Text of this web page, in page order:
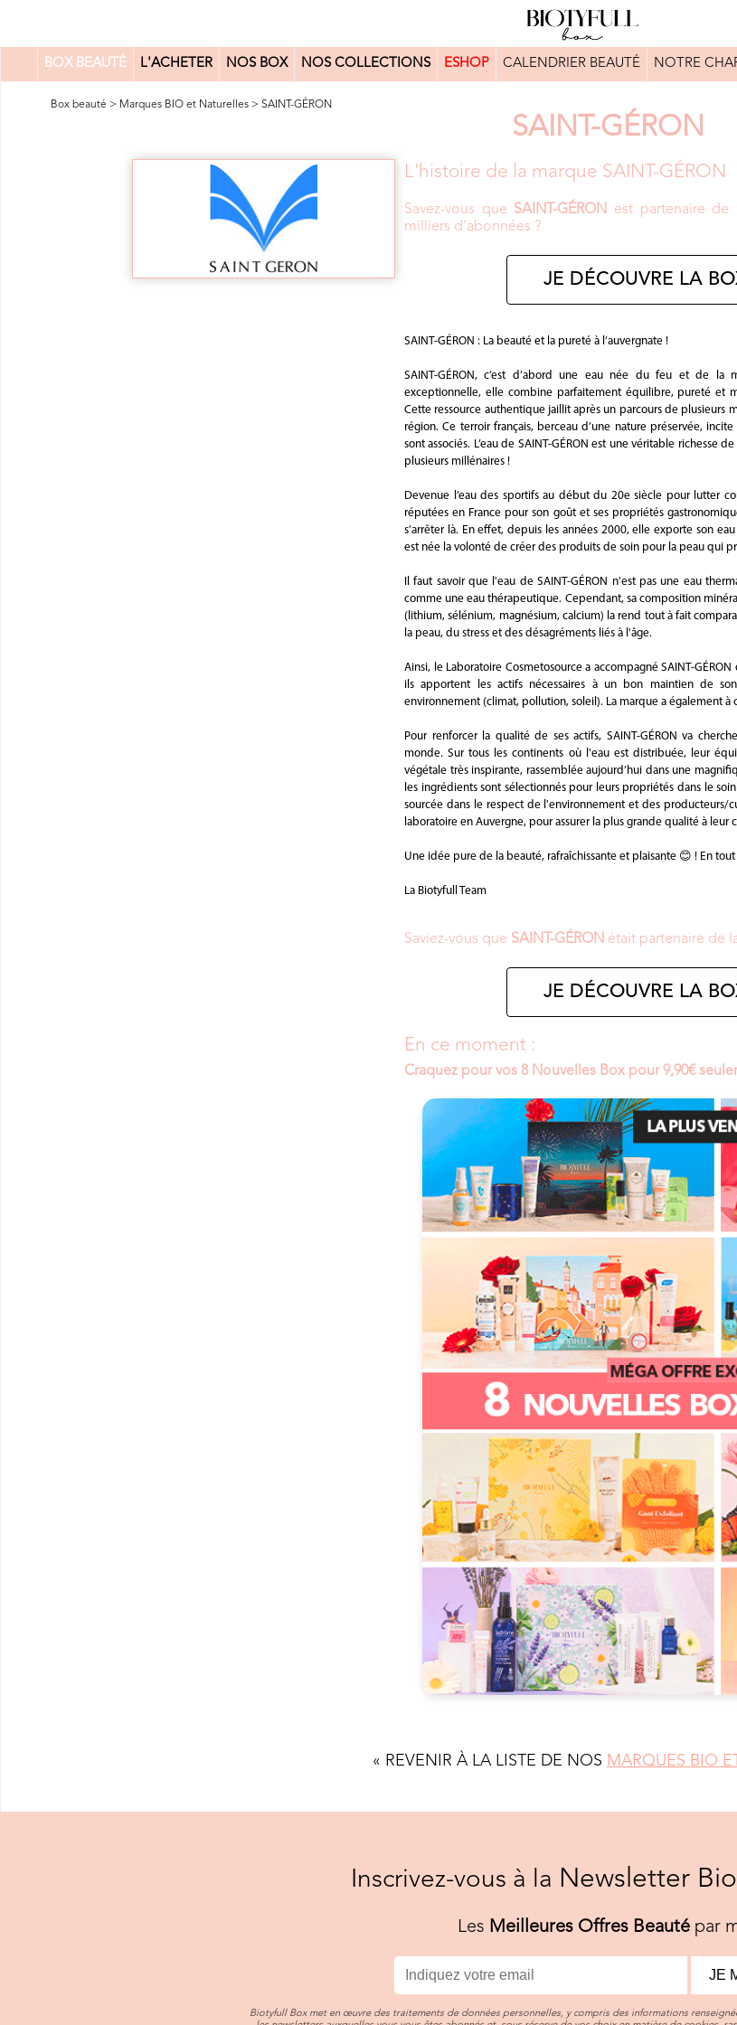
BOX BEAUTÉ L'ACHETER NOS BOX NOS COLLECTIONS ESHOP CALENDRIER BEAUTÉ NOTRE
0
Box beauté > Marques BIO et Naturelles > SAINT-GÉRON
SAINT-GÉRON
L'histoire de la marque SAINT-GÉRON
Savez-vous que SAINT-GÉRON
est partenaire de
milliers d'abonnées ?
JE DÉCOUVRE LA
SAINT-GÉRON : La beauté et la pureté à l’auvergnate !
SAINT-GÉRON, c’est d’abord une eau née du feu et de la
exceptionnelle, elle combine parfaitement équilibre, pureté et
Cette ressource authentique jaillit après un parcours de plusieurs
région. Ce terroir français, berceau d’une nature préservée,
sont associés. L’eau de SAINT-GÉRON est une véritable richesse
plusieurs millénaires !
Devenue l’eau des sportifs au début du 20e siècle pour lutter
réputées en France pour son goût et ses propriétés
s’arrêter là. En effet, depuis les années 2000, elle exporte son
est née la volonté de créer des produits de soin pour la peau qui
Il faut savoir que l'eau de SAINT-GÉRON n'est pas une eau
comme une eau thérapeutique. Cependant, sa composition
(lithium, sélénium, magnésium, calcium) la rend tout à fait
la peau, du stress et des désagréments liés à l'âge.
Ainsi, le Laboratoire Cosmetosource a accompagné SAINT-
ils apportent les actifs nécessaires à un bon maintien de
environnement (climat, pollution, soleil). La marque a également
Pour renforcer la qualité de ses actifs, SAINT-GÉRON va
monde. Sur tous les continents où l'eau est distribuée, leur
végétale très inspirante, rassemblée aujourd’hui dans une
les ingrédients sont sélectionnés pour leurs propriétés dans le
sourcée dans le respect de l'environnement et des producteurs/
laboratoire en Auvergne, pour assurer la plus grande qualité à
Une idée pure de la beauté, rafraîchissante et plaisante 😊 ! En tout
La Biotyfull Team
Saviez-vous que SAINT-GÉRON était partenaire de
JE DÉCOUVRE LA
En ce moment :
Craquez pour vos 8 Nouvelles Box pour 9,90€
« REVENIR À LA LISTE DE NOS MARQUES BIO
Inscrivez-vous à la Newsletter
Les Meilleures Offres Beautépar
JE
Biotyfull Box met en œuvre des traitements de données personnelles, y compris des informations